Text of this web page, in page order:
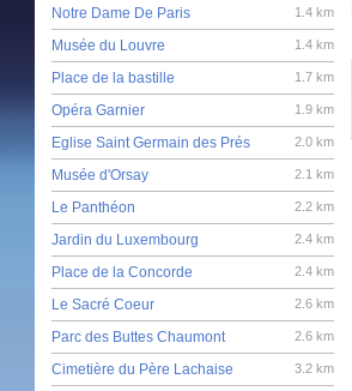
1.4 km
Notre Dame De Paris
1.4 km
Musée du Louvre
1.7 km
Place de la bastille
1.9 km
Opéra Garnier
2.0 km
Eglise Saint Germain des Prés
2.1 km
Musée d'Orsay
2.2 km
Le Panthéon
2.4 km
Jardin du Luxembourg
2.4 km
Place de la Concorde
2.6 km
Le Sacré Coeur
2.6 km
Parc des Buttes Chaumont
3.2 km
Cimetière du Père Lachaise